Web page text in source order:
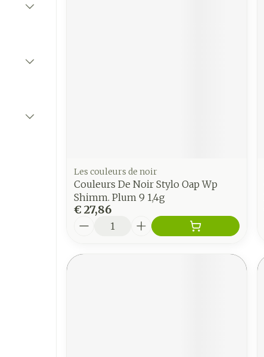
Les couleurs de noir
Couleurs De Noir Stylo Oap Wp
Shimm. Plum 9 1,4g
€ 27,86